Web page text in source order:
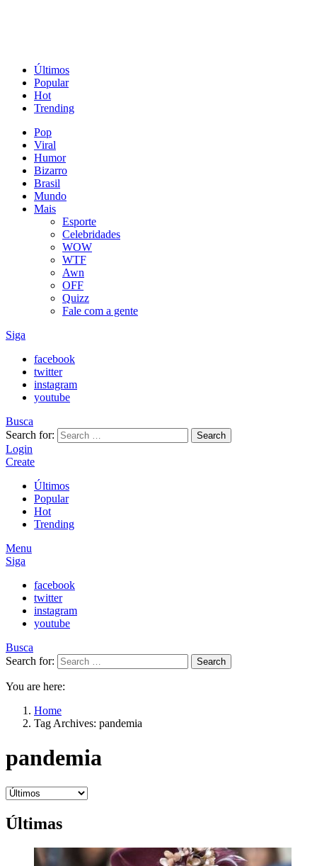
Últimos
Popular
Hot
Trending
Pop
Viral
Humor
Bizarro
Brasil
Mundo
Mais
Esporte
Celebridades
WOW
WTF
Awn
OFF
Quizz
Fale com a gente
Siga
facebook
twitter
instagram
youtube
Busca
Search for:
Search
Login
Create
Últimos
Popular
Hot
Trending
Menu
Siga
facebook
twitter
instagram
youtube
Busca
Search for:
Search
You are here:
Home
Tag Archives: pandemia
pandemia
Últimas